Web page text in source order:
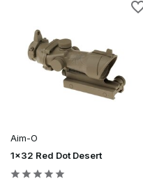
helmen voor een
Emerson
Vortex Optics en
duurzaamheid en
Kleuren en
Neutraal en
Dark Earth (FDE):
droge omgevingen
Aim-O
1x32 Red Dot Desert